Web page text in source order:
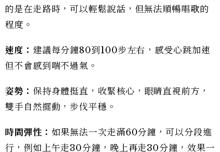
的是在走路時，可以輕鬆說話，但無法順暢唱歌的
程度。
速度： 建議每分鐘80到100步左右，感受心跳加速
但不會感到喘不過氣。
姿勢： 保持身體挺直，收緊核心，眼睛直視前方，
雙手自然擺動，步伐平穩。
時間彈性： 如果無法一次走滿60分鐘，可以分段進
行，例如上午走30分鐘，晚上再走30分鐘，效果一